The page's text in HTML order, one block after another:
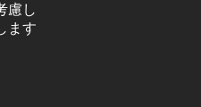
慮し
ます